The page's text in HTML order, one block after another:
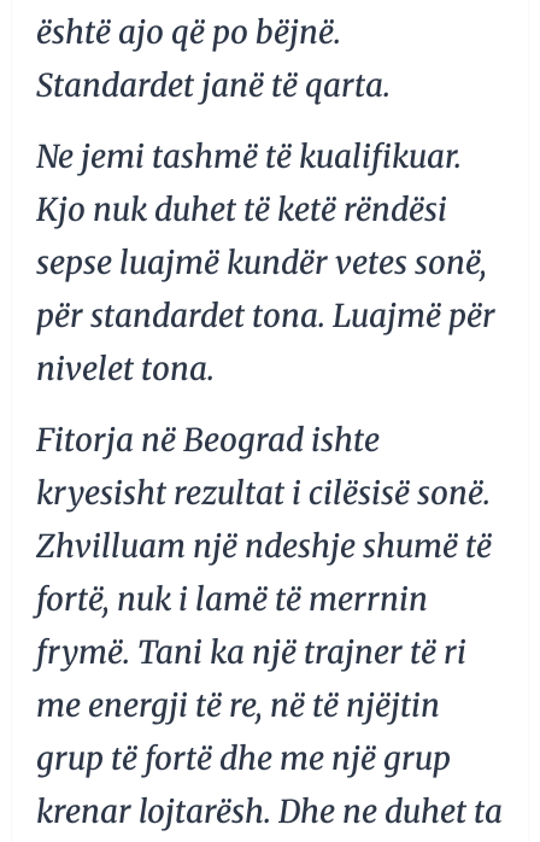
është ajo që po bëjnë.
Standardet janë të qarta.
Ne jemi tashmë të kualifikuar.
Kjo nuk duhet të ketë rëndësi
sepse luajmë kundër vetes sonë,
për standardet tona. Luajmë për
nivelet tona.
Fitorja në Beograd ishte
kryesisht rezultat i cilësisë sonë.
Zhvilluam një ndeshje shumë të
fortë, nuk i lamë të merrnin
frymë. Tani ka një trajner të ri
me energji të re, në të njëjtin
grup të fortë dhe me një grup
krenar lojtarësh. Dhe ne duhet ta